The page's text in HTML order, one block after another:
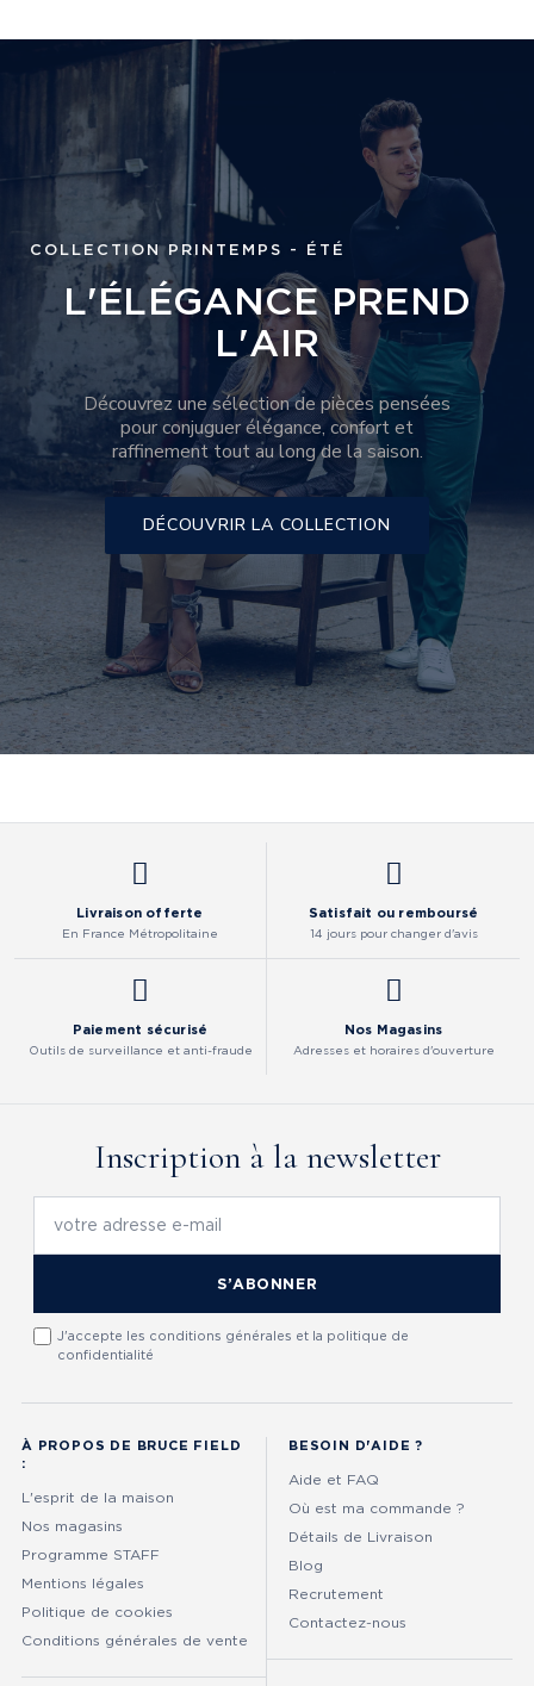
COLLECTION PRINTEMPS - ÉTÉ
L'ÉLÉGANCE PREND
L'AIR
Découvrez une sélection de pièces pensées
pour conjuguer élégance, confort et
raffinement tout au long de la saison.
DÉCOUVRIR LA COLLECTION
Livraison offerte
En France Métropolitaine
Satisfait ou remboursé
14 jours pour changer d'avis
Paiement sécurisé
Outils de surveillance et anti-fraude
Nos Magasins
Adresses et horaires d'ouverture
Inscription à la newsletter
S’ABONNER
J'accepte les conditions générales et la politique de
confidentialité
À PROPOS DE BRUCE FIELD
:
L'esprit de la maison
Nos magasins
Programme STAFF
Mentions légales
Politique de cookies
Conditions générales de vente
BESOIN D'AIDE ?
Aide et FAQ
Où est ma commande ?
Détails de Livraison
Blog
Recrutement
Contactez-nous